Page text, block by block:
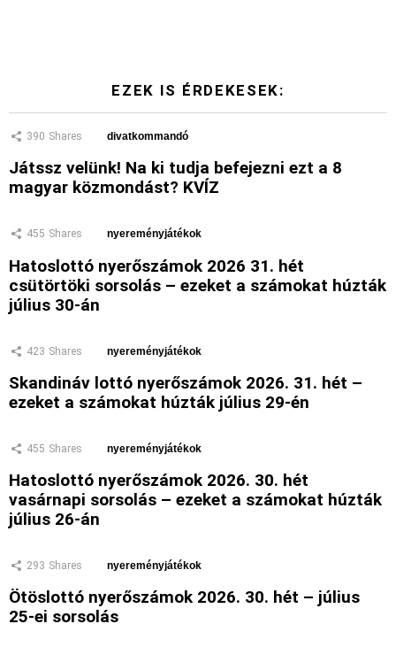
EZEK IS ÉRDEKESEK:
390 Shares divatkommandó
Játssz velünk! Na ki tudja befejezni ezt a 8
magyar közmondást? KVÍZ
455 Shares nyereményjátékok
Hatoslottó nyerőszámok 2026 31. hét
csütörtöki sorsolás – ezeket a számokat húzták
július 30-án
423 Shares nyereményjátékok
Skandináv lottó nyerőszámok 2026. 31. hét –
ezeket a számokat húzták július 29-én
455 Shares nyereményjátékok
Hatoslottó nyerőszámok 2026. 30. hét
vasárnapi sorsolás – ezeket a számokat húzták
július 26-án
293 Shares nyereményjátékok
Ötöslottó nyerőszámok 2026. 30. hét – július
25-ei sorsolás